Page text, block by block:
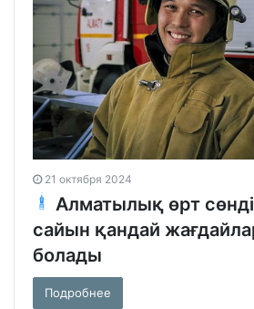
21 октября 2024
Алматылық өрт
сайын қандай
болады
Подробнее